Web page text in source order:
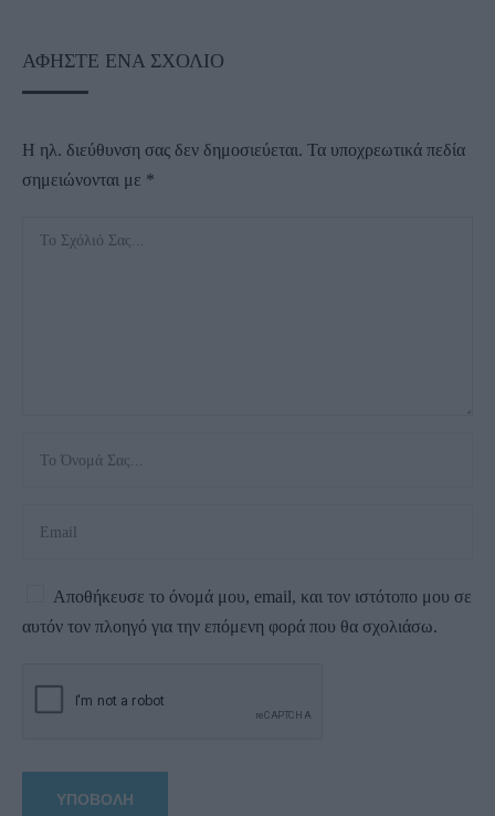
ΑΦΉΣΤΕ ΈΝΑ ΣΧΌΛΙΟ
Η ηλ. διεύθυνση σας δεν δημοσιεύεται. Τα υποχρεωτικά πεδία
σημειώνονται με *
Αποθήκευσε το όνομά μου, email, και τον ιστότοπο μου σε
αυτόν τον πλοηγό για την επόμενη φορά που θα σχολιάσω.